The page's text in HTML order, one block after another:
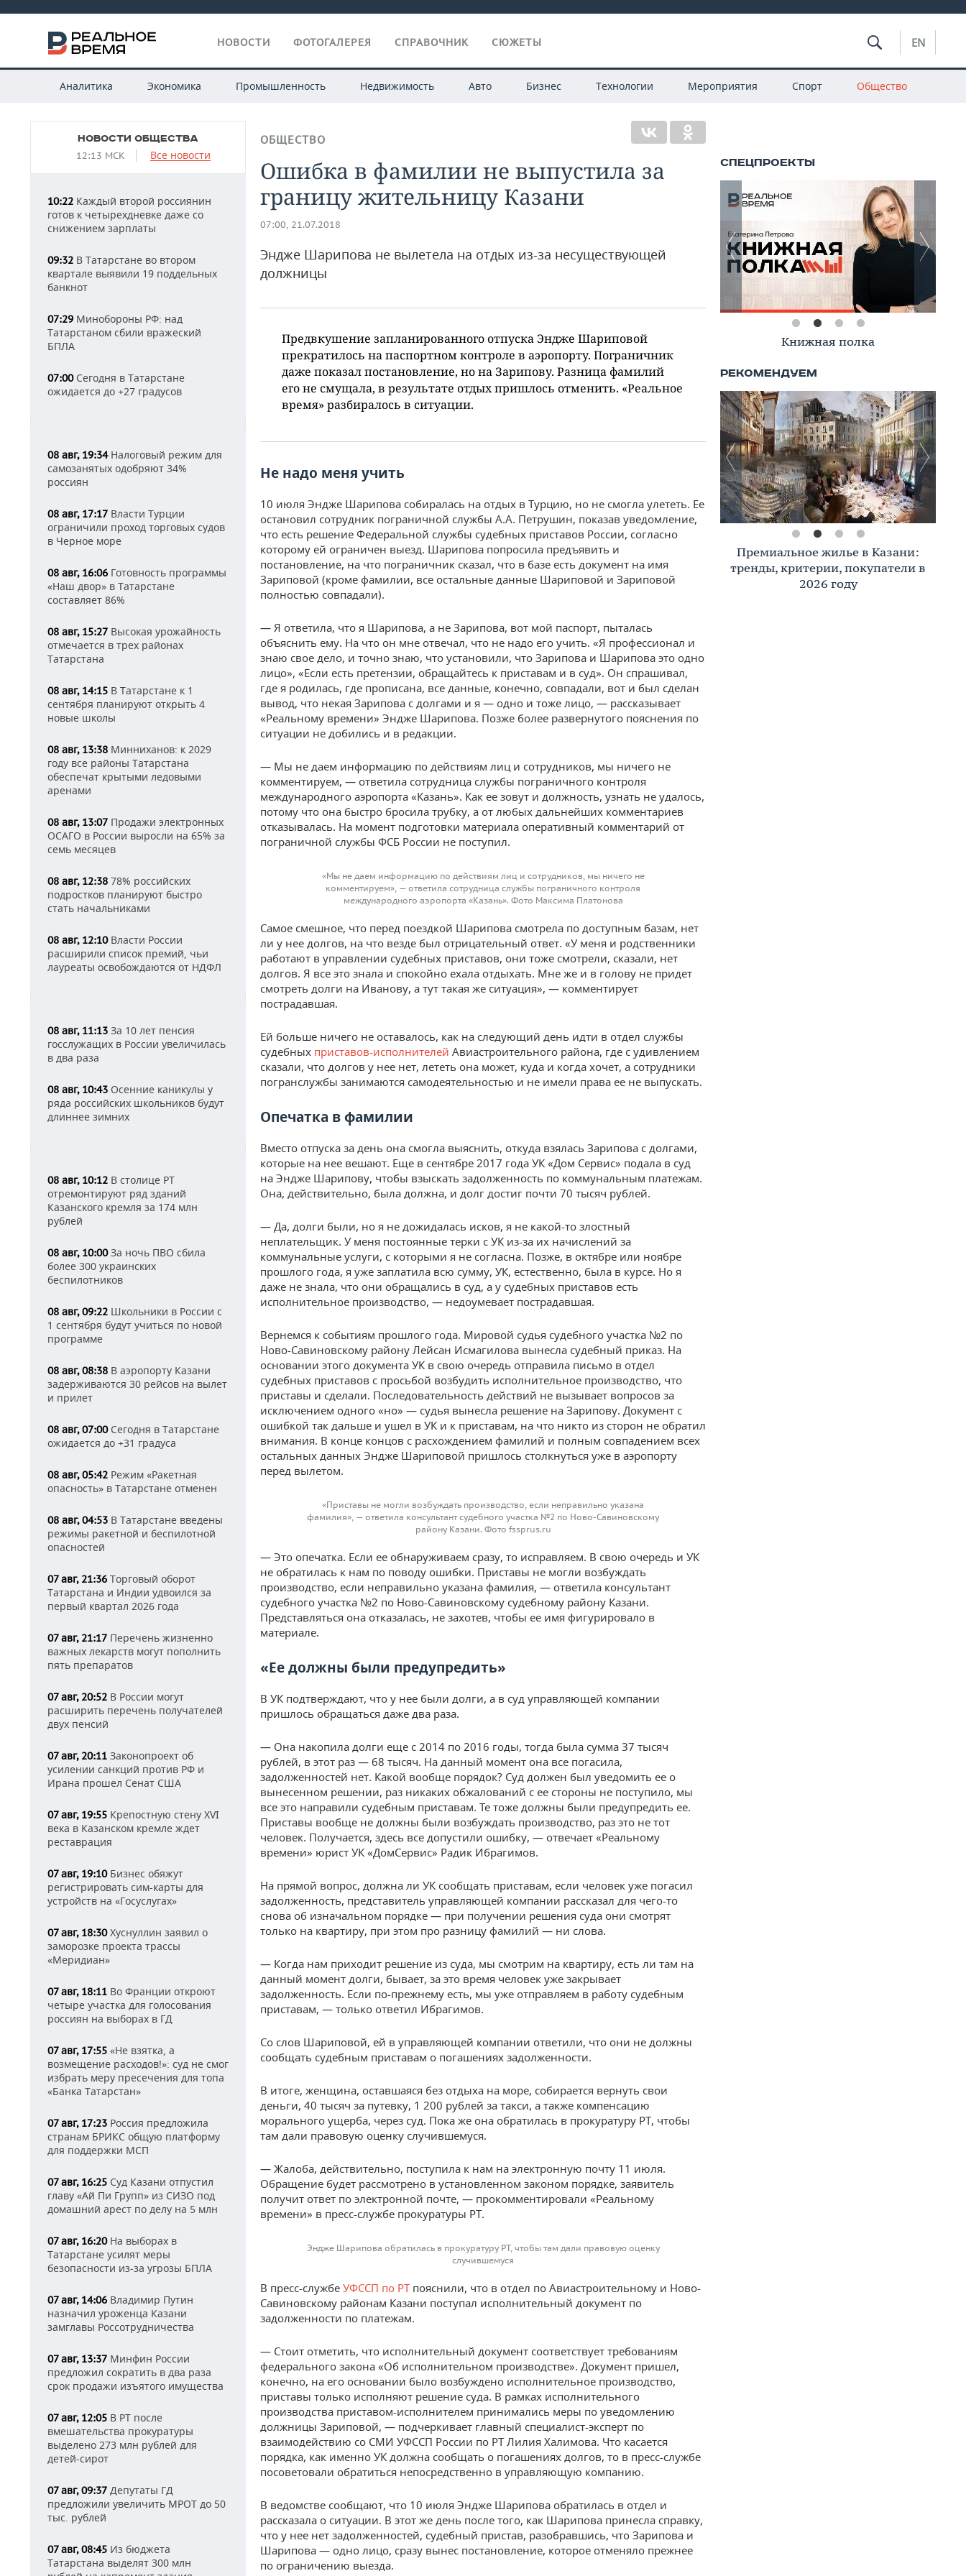
НОВОСТИ ФОТОГАЛЕРЕЯ СПРАВОЧНИК СЮЖЕТЫ EN
Аналитика Экономика Промышленность Недвижимость Авто Бизнес Технологии Мероприятия Спорт Общество
НОВОСТИ ОБЩЕСТВА
12:13 МСК Все новости
10:22 Каждый второй россиянин
готов к четырехдневке даже со
снижением зарплаты
09:32 В Татарстане во втором
квартале выявили 19 поддельных
банкнот
07:29 Минобороны РФ: над
Татарстаном сбили вражеский
БПЛА
07:00Сегодня в Татарстане
ожидается до +27 градусов
08 авг, 19:34Налоговый режим для
самозанятых одобряют 34%
россиян
08 авг, 17:17 Власти Турции
ограничили проход торговых судов
в Черное море
08 авг, 16:06 Готовность программы
«Наш двор» в Татарстане
составляет 86%
08 авг, 15:27 Высокая урожайность
отмечается в трех районах
Татарстана
08 авг, 14:15 В Татарстане к 1
сентября планируют открыть 4
новые школы
08 авг, 13:38 Минниханов: к 2029
году все районы Татарстана
обеспечат крытыми ледовыми
аренами
08 авг, 13:07 Продажи электронных
ОСАГО в России выросли на 65% за
семь месяцев
08 авг, 12:38 78% российских
подростков планируют быстро
стать начальниками
08 авг, 12:10Власти России
расширили список премий, чьи
лауреаты освобождаются от НДФЛ
08 авг, 11:13 За 10 лет пенсия
госслужащих в России увеличилась
в два раза
08 авг, 10:43 Осенние каникулы у
ряда российских школьников будут
длиннее зимних
08 авг, 10:12 В столице РТ
отремонтируют ряд зданий
Казанского кремля за 174 млн
рублей
08 авг, 10:00За ночь ПВО сбила
более 300 украинских
беспилотников
08 авг, 09:22 Школьники в России с
1 сентября будут учиться по новой
программе
08 авг, 08:38 В аэропорту Казани
задерживаются 30 рейсов на вылет
и прилет
08 авг, 07:00Сегодня в Татарстане
ожидается до +31 градуса
08 авг, 05:42 Режим «Ракетная
опасность» в Татарстане отменен
08 авг, 04:53 В Татарстане введены
режимы ракетной и беспилотной
опасностей
07 авг, 21:36 Торговый оборот
Татарстана и Индии удвоился за
первый квартал 2026 года
07 авг, 21:17 Перечень жизненно
важных лекарств могут пополнить
пять препаратов
07 авг, 20:52 В России могут
расширить перечень получателей
двух пенсий
07 авг, 20:11 Законопроект об
усилении санкций против РФ и
Ирана прошел Сенат США
07 авг, 19:55 Крепостную стену XVI
века в Казанском кремле ждет
реставрация
07 авг, 19:10Бизнес обяжут
регистрировать сим-карты для
устройств на «Госуслугах»
07 авг, 18:30Хуснуллин заявил о
заморозке проекта трассы
«Меридиан»
07 авг, 18:11 Во Франции откроют
четыре участка для голосования
россиян на выборах в ГД
07 авг, 17:55 «Не взятка, а
возмещение расходов!»: суд не смог
избрать меру пресечения для топа
«Банка Татарстан»
07 авг, 17:23 Россия предложила
странам БРИКС общую платформу
для поддержки МСП
07 авг, 16:25 Суд Казани отпустил
главу «Ай Пи Групп» из СИЗО под
домашний арест по делу на 5 млн
07 авг, 16:20На выборах в
Татарстане усилят меры
безопасности из-за угрозы БПЛА
07 авг, 14:06 Владимир Путин
назначил уроженца Казани
замглавы Россотрудничества
07 авг, 13:37 Минфин России
предложил сократить в два раза
срок продажи изъятого имущества
07 авг, 12:05 В РТ после
вмешательства прокуратуры
выделено 273 млн рублей для
детей-сирот
07 авг, 09:37 Депутаты ГД
предложили увеличить МРОТ до 50
тыс. рублей
07 авг, 08:45 Из бюджета
Татарстана выделят 300 млн
ОБЩЕСТВО
Ошибка в фамилии не выпустила за
границу жительницу Казани
07:00, 21.07.2018
Эндже Шарипова не вылетела на отдых из-за несуществующей
должницы
Предвкушение запланированного отпуска Эндже Шариповой
прекратилось на паспортном контроле в аэропорту. Пограничник
даже показал постановление, но на Зарипову. Разница фамилий
его не смущала, в результате отдых пришлось отменить. «Реальное
время» разбиралось в ситуации.
Не надо меня учить
10 июля Эндже Шарипова собиралась на отдых в Турцию, но не смогла улететь. Ее
остановил сотрудник пограничной службы А.А. Петрушин, показав уведомление,
что есть решение Федеральной службы судебных приставов России, согласно
которому ей ограничен выезд. Шарипова попросила предъявить и
постановление, на что пограничник сказал, что в базе есть документ на имя
Зариповой (кроме фамилии, все остальные данные Шариповой и Зариповой
полностью совпадали).
— Я ответила, что я Шарипова, а не Зарипова, вот мой паспорт, пыталась
объяснить ему. На что он мне отвечал, что не надо его учить. «Я профессионал и
знаю свое дело, и точно знаю, что установили, что Зарипова и Шарипова это одно
лицо», «Если есть претензии, обращайтесь к приставам и в суд». Он спрашивал,
где я родилась, где прописана, все данные, конечно, совпадали, вот и был сделан
вывод, что некая Зарипова с долгами и я — одно и тоже лицо, — рассказывает
«Реальному времени» Эндже Шарипова. Позже более развернутого пояснения по
ситуации не добились и в редакции.
— Мы не даем информацию по действиям лиц и сотрудников, мы ничего не
комментируем, — ответила сотрудница службы пограничного контроля
международного аэропорта «Казань». Как ее зовут и должность, узнать не удалось,
потому что она быстро бросила трубку, а от любых дальнейших комментариев
отказывалась. На момент подготовки материала оперативный комментарий от
пограничной службы ФСБ России не поступил.
«Мы не даем информацию по действиям лиц и сотрудников, мы ничего не
комментируем», — ответила сотрудница службы пограничного контроля
международного аэропорта «Казань». Фото Максима Платонова
Самое смешное, что перед поездкой Шарипова смотрела по доступным базам, нет
ли у нее долгов, на что везде был отрицательный ответ. «У меня и родственники
работают в управлении судебных приставов, они тоже смотрели, сказали, нет
долгов. Я все это знала и спокойно ехала отдыхать. Мне же и в голову не придет
смотреть долги на Иванову, а тут такая же ситуация», — комментирует
пострадавшая.
Ей больше ничего не оставалось, как на следующий день идти в отдел службы
судебных приставов-исполнителей Авиастроительного района, где с удивлением
сказали, что долгов у нее нет, лететь она может, куда и когда хочет, а сотрудники
погранслужбы занимаются самодеятельностью и не имели права ее не выпускать.
Опечатка в фамилии
Вместо отпуска за день она смогла выяснить, откуда взялась Зарипова с долгами,
которые на нее вешают. Еще в сентябре 2017 года УК «Дом Сервис» подала в суд
на Эндже Шарипову, чтобы взыскать задолженность по коммунальным платежам.
Она, действительно, была должна, и долг достиг почти 70 тысяч рублей.
— Да, долги были, но я не дожидалась исков, я не какой-то злостный
неплательщик. У меня постоянные терки с УК из-за их начислений за
коммунальные услуги, с которыми я не согласна. Позже, в октябре или ноябре
прошлого года, я уже заплатила всю сумму, УК, естественно, была в курсе. Но я
даже не знала, что они обращались в суд, а у судебных приставов есть
исполнительное производство, — недоумевает пострадавшая.
Вернемся к событиям прошлого года. Мировой судья судебного участка №2 по
Ново-Савиновскому району Лейсан Исмагилова вынесла судебный приказ. На
основании этого документа УК в свою очередь отправила письмо в отдел
судебных приставов с просьбой возбудить исполнительное производство, что
приставы и сделали. Последовательность действий не вызывает вопросов за
исключением одного «но» — судья вынесла решение на Зарипову. Документ с
ошибкой так дальше и ушел в УК и к приставам, на что никто из сторон не обратил
внимания. В конце концов с расхождением фамилий и полным совпадением всех
остальных данных Эндже Шариповой пришлось столкнуться уже в аэропорту
перед вылетом.
«Приставы не могли возбуждать производство, если неправильно указана
фамилия», — ответила консультант судебного участка №2 по Ново-Савиновскому
району Казани. Фото fssprus.ru
— Это опечатка. Если ее обнаруживаем сразу, то исправляем. В свою очередь и УК
не обратилась к нам по поводу ошибки. Приставы не могли возбуждать
производство, если неправильно указана фамилия, — ответила консультант
судебного участка №2 по Ново-Савиновскому судебному району Казани.
Представляться она отказалась, не захотев, чтобы ее имя фигурировало в
материале.
«Ее должны были предупредить»
В УК подтверждают, что у нее были долги, а в суд управляющей компании
пришлось обращаться даже два раза.
— Она накопила долги еще с 2014 по 2016 годы, тогда была сумма 37 тысяч
рублей, в этот раз — 68 тысяч. На данный момент она все погасила,
задолженностей нет. Какой вообще порядок? Суд должен был уведомить ее о
вынесенном решении, раз никаких обжалований с ее стороны не поступило, мы
все это направили судебным приставам. Те тоже должны были предупредить ее.
Приставы вообще не должны были возбуждать производство, раз это не тот
человек. Получается, здесь все допустили ошибку, — отвечает «Реальному
времени» юрист УК «ДомСервис» Радик Ибрагимов.
На прямой вопрос, должна ли УК сообщать приставам, если человек уже погасил
задолженность, представитель управляющей компании рассказал для чего-то
снова об изначальном порядке — при получении решения суда они смотрят
только на квартиру, при этом про разницу фамилий — ни слова.
— Когда нам приходит решение из суда, мы смотрим на квартиру, есть ли там на
данный момент долги, бывает, за это время человек уже закрывает
задолженность. Если по-прежнему есть, мы уже отправляем в работу судебным
приставам, — только ответил Ибрагимов.
Со слов Шариповой, ей в управляющей компании ответили, что они не должны
сообщать судебным приставам о погашениях задолженности.
В итоге, женщина, оставшаяся без отдыха на море, собирается вернуть свои
деньги, 40 тысяч за путевку, 1 200 рублей за такси, а также компенсацию
морального ущерба, через суд. Пока же она обратилась в прокуратуру РТ, чтобы
там дали правовую оценку случившемуся.
— Жалоба, действительно, поступила к нам на электронную почту 11 июля.
Обращение будет рассмотрено в установленном законом порядке, заявитель
получит ответ по электронной почте, — прокомментировали «Реальному
времени» в пресс-службе прокуратуры РТ.
Эндже Шарипова обратилась в прокуратуру РТ, чтобы там дали правовую оценку
случившемуся
В пресс-службе УФССП по РТпояснили, что в отдел по Авиастроительному и Ново-
Савиновскому районам Казани поступал исполнительный документ по
задолженности по платежам.
— Стоит отметить, что исполнительный документ соответствует требованиям
федерального закона «Об исполнительном производстве». Документ пришел,
конечно, на его основании было возбуждено исполнительное производство,
приставы только исполняют решение суда. В рамках исполнительного
производства приставом-исполнителем принимались меры по уведомлению
должницы Зариповой, — подчеркивает главный специалист-эксперт по
взаимодействию со СМИ УФССП России по РТ Лилия Халимова. Что касается
порядка, как именно УК должна сообщать о погашениях долгов, то в пресс-службе
посоветовали обратиться непосредственно в управляющую компанию.
В ведомстве сообщают, что 10 июля Эндже Шарипова обратилась в отдел и
рассказала о ситуации. В этот же день после того, как Шарипова принесла справку,
что у нее нет задолженностей, судебный пристав, разобравшись, что Зарипова и
Шарипова — одно лицо, сразу вынес постановление, которое отменяло прежнее
по ограничению выезда.
Книжная полка
Премиальное жилье в Казани:
тренды, критерии, покупатели в
2026 году